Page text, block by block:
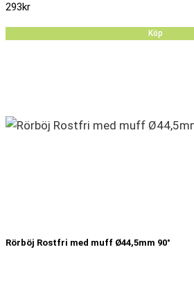
293kr
Köp
Rörböj Rostfri med muff Ø44,5mm 90°